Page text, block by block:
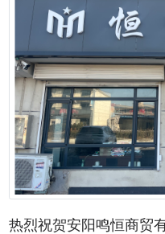
热烈祝贺安阳鸣恒商贸